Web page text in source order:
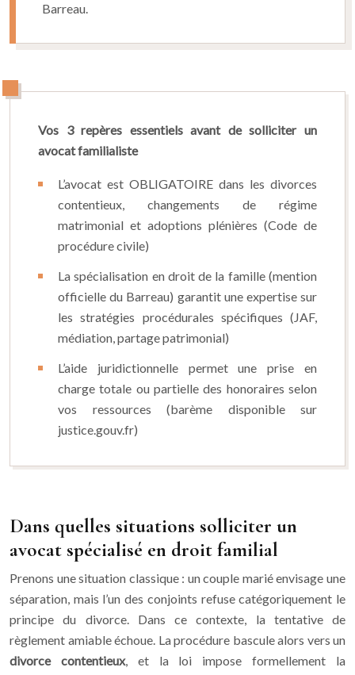
Barreau.
Vos 3 repères essentiels avant de solliciter un
avocat familialiste
L’avocat est OBLIGATOIRE dans les divorces
contentieux, changements de régime
matrimonial et adoptions plénières (Code de
procédure civile)
La spécialisation en droit de la famille (mention
officielle du Barreau) garantit une expertise sur
les stratégies procédurales spécifiques (JAF,
médiation, partage patrimonial)
L’aide juridictionnelle permet une prise en
charge totale ou partielle des honoraires selon
vos ressources (barème disponible sur
justice.gouv.fr)
Dans quelles situations solliciter un
avocat spécialisé en droit familial
Prenons une situation classique : un couple marié envisage une
séparation, mais l’un des conjoints refuse catégoriquement le
principe du divorce. Dans ce contexte, la tentative de
règlement amiable échoue. La procédure bascule alors vers un
divorce contentieux, et la loi impose formellement la